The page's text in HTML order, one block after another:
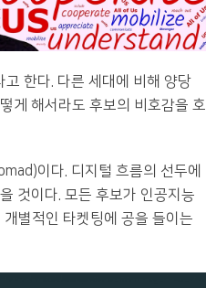
한다. 다른 세대에 비해 양당
게 해서라도 후보의 비호감을 호
이다. 디지털 흐름의 선두에
것이다. 모든 후보가 인공지능
별적인 타켓팅에 공을 들이는